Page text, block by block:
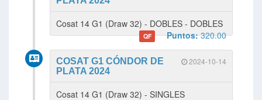
Cosat 14 G1 (Draw 32) - DOBLES - DOBLES
QF Puntos:320.00
2024-10-14
COSAT G1 CÓNDOR DE
PLATA 2024
Cosat 14 G1 (Draw 32) - SINGLES